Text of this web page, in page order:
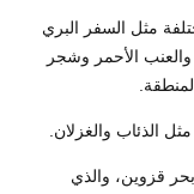
مثل السفر البري
والعنب الأحمر وشجر
الذئاب والغزلان.
قزوين، والذي